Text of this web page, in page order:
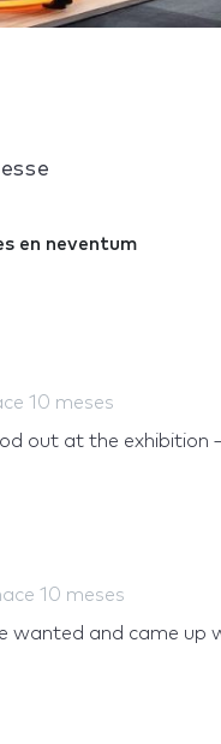
en neventum
10 meses
out at the exhibition
10 meses
wanted and came